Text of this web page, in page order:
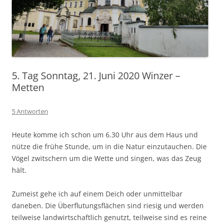
5. Tag Sonntag, 21. Juni 2020 Winzer –
Metten
5 Antworten
Heute komme ich schon um 6.30 Uhr aus dem Haus und
nütze die frühe Stunde, um in die Natur einzutauchen. Die
Vögel zwitschern um die Wette und singen, was das Zeug
hält.
Zumeist gehe ich auf einem Deich oder unmittelbar
daneben. Die Überflutungsflächen sind riesig und werden
teilweise landwirtschaftlich genutzt, teilweise sind es reine